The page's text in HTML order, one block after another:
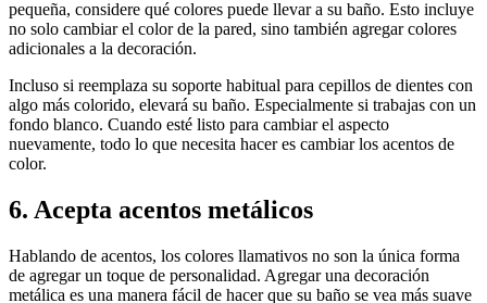
pequeña, considere qué colores puede llevar a su baño. Esto incluye
no solo cambiar el color de la pared, sino también agregar colores
adicionales a la decoración.
Incluso si reemplaza su soporte habitual para cepillos de dientes con
algo más colorido, elevará su baño. Especialmente si trabajas con un
fondo blanco. Cuando esté listo para cambiar el aspecto
nuevamente, todo lo que necesita hacer es cambiar los acentos de
color.
6. Acepta acentos metálicos
Hablando de acentos, los colores llamativos no son la única forma
de agregar un toque de personalidad. Agregar una decoración
metálica es una manera fácil de hacer que su baño se vea más suave